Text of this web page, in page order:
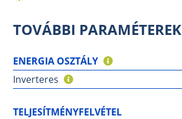
TOVÁBBI PARAMÉTEREK
ENERGIA OSZTÁLY
Inverteres
TELJESÍTMÉNYFELVÉTEL